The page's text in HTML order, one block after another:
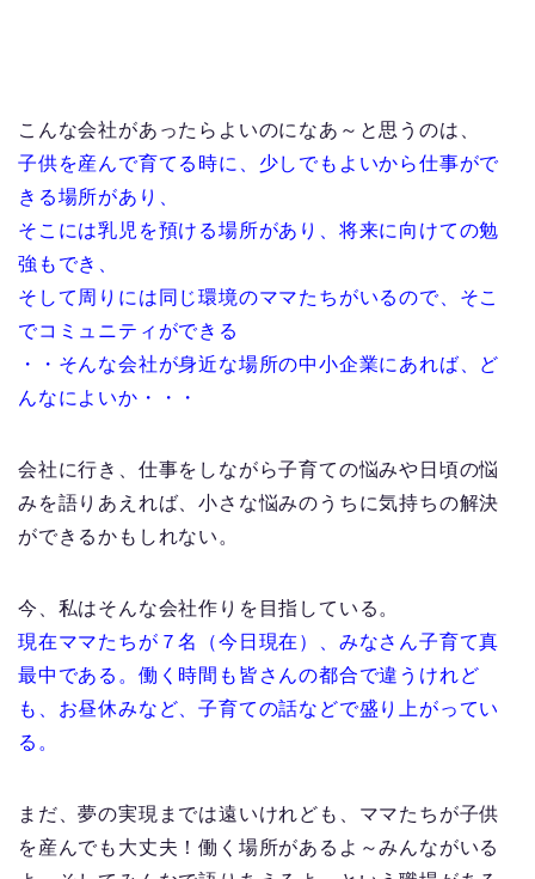
こんな会社があったらよいのになあ～と思うのは、
子供を産んで育てる時に、少しでもよいから仕事がで
きる場所があり、
そこには乳児を預ける場所があり、将来に向けての勉
強もでき、
そして周りには同じ環境のママたちがいるので、そこ
でコミュニティができる
・・そんな会社が身近な場所の中小企業にあれば、ど
んなによいか・・・
会社に行き、仕事をしながら子育ての悩みや日頃の悩
みを語りあえれば、小さな悩みのうちに気持ちの解決
ができるかもしれない。
今、私はそんな会社作りを目指している。
現在ママたちが７名（今日現在）、みなさん子育て真
最中である。働く時間も皆さんの都合で違うけれど
も、お昼休みなど、子育ての話などで盛り上がってい
る。
まだ、夢の実現までは遠いけれども、ママたちが子供
を産んでも大丈夫！働く場所があるよ～みんながいる